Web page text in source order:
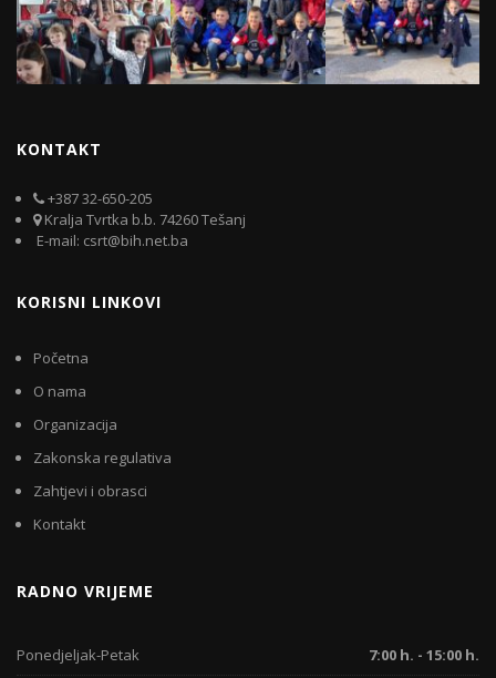
KONTAKT
+387 32-650-205
Kralja Tvrtka b.b. 74260 Tešanj
E-mail: csrt@bih.net.ba
KORISNI LINKOVI
Početna
O nama
Organizacija
Zakonska regulativa
Zahtjevi i obrasci
Kontakt
RADNO VRIJEME
Ponedjeljak-Petak 7:00 h. - 15:00 h.